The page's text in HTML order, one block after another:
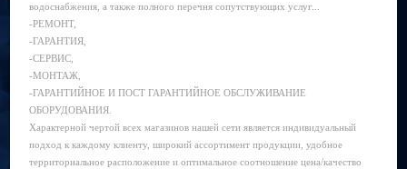
водоснабжения, а также полного перечня сопутствующих услуг...
-РЕМОНТ,
-ГАРАНТИЯ,
-СЕРВИС,
-МОНТАЖ,
-ГАРАНТИЙНОЕ И ПОСТ ГАРАНТИЙНОЕ ОБСЛУЖИВАНИЕ
ОБОРУДОВАНИЯ.
Характерной чертой всех магазинов нашей сети является индивидуальный
подход к каждому клиенту, широкий ассортимент продукции, удобное
территориальное расположение и оптимальное соотношение цена/качество